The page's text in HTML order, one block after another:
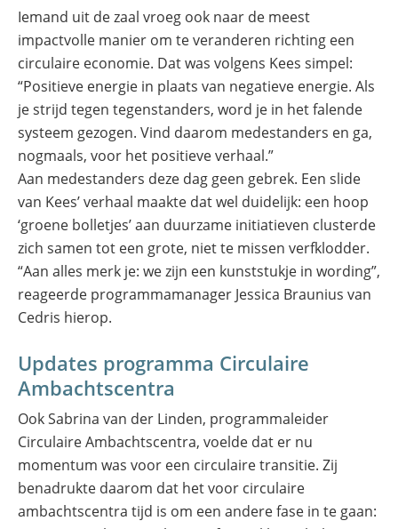
Iemand uit de zaal vroeg ook naar de meest
impactvolle manier om te veranderen richting een
circulaire economie. Dat was volgens Kees simpel:
“Positieve energie in plaats van negatieve energie. Als
je strijd tegen tegenstanders, word je in het falende
systeem gezogen. Vind daarom medestanders en ga,
nogmaals, voor het positieve verhaal.”
Aan medestanders deze dag geen gebrek. Een slide
van Kees’ verhaal maakte dat wel duidelijk: een hoop
‘groene bolletjes’ aan duurzame initiatieven clusterde
zich samen tot een grote, niet te missen verfklodder.
“Aan alles merk je: we zijn een kunststukje in wording”,
reageerde programmamanager Jessica Braunius van
Cedris hierop.
Updates programma Circulaire
Ambachtscentra
Ook Sabrina van der Linden, programmaleider
Circulaire Ambachtscentra, voelde dat er nu
momentum was voor een circulaire transitie. Zij
benadrukte daarom dat het voor circulaire
ambachtscentra tijd is om een andere fase in te gaan: